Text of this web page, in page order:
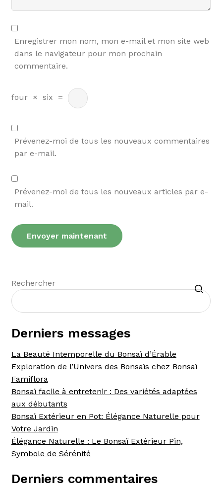
Enregistrer mon nom, mon e-mail et mon site web
dans le navigateur pour mon prochain
commentaire.
four × six =
Prévenez-moi de tous les nouveaux commentaires
par e-mail.
Prévenez-moi de tous les nouveaux articles par e-
mail.
Rechercher
Recherche
Derniers messages
La Beauté Intemporelle du Bonsaï d’Érable
Exploration de l’Univers des Bonsaïs chez Bonsaï
Famiflora
Bonsaï facile à entretenir : Des variétés adaptées
aux débutants
Bonsaï Extérieur en Pot: Élégance Naturelle pour
Votre Jardin
Élégance Naturelle : Le Bonsaï Extérieur Pin,
Symbole de Sérénité
Derniers commentaires